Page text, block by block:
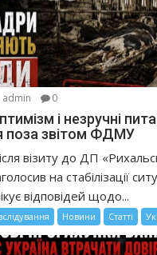
admin 0
і незручні
поза звітом ФДМУ
візиту до ДП
на стабілізації
відповідей щодо...
Новини Статті